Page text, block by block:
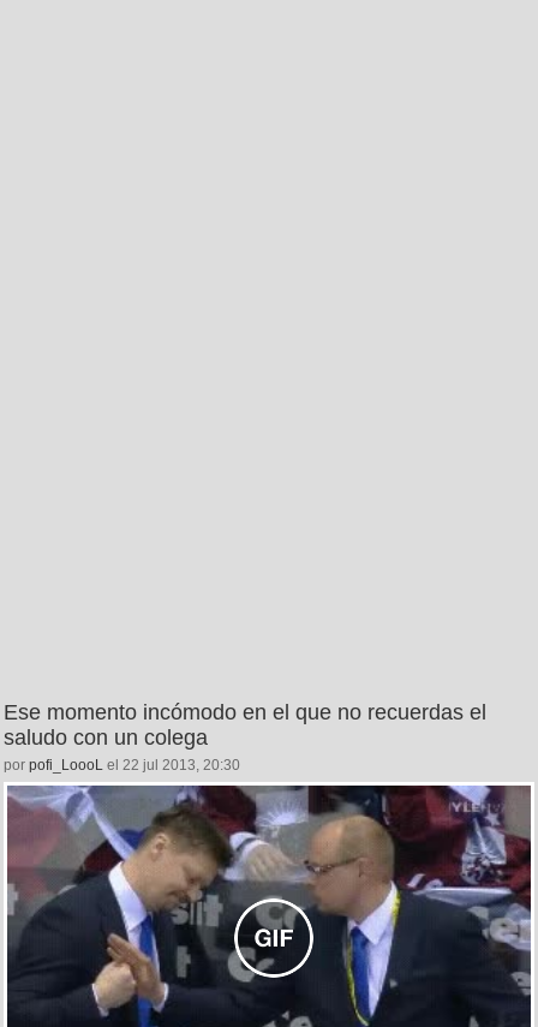
Ese momento incómodo en el que no recuerdas el
saludo con un colega
por pofi_LoooL el 22 jul 2013, 20:30